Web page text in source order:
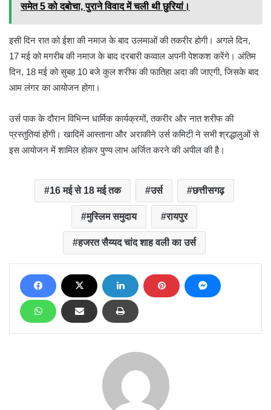
समेत 5 को दबोचा, पुराने विवाद में चली थी छुरियां।
इसी दिन रात को ईशा की नमाज के बाद उलमाओं की तकरीर होगी। अगले दिन,
17 मई को मगरीब की नमाज के बाद दरबारी कव्वाल अपनी पेशकश करेंगे। अंतिम
दिन, 18 मई को सुबह 10 बजे कुल शरीफ की फातिहा अदा की जाएगी, जिसके बाद
आम लंगर का आयोजन होगा।
उर्स पाक के दौरान विभिन्न धार्मिक कार्यक्रमों, तकरीर और नात शरीफ की
प्रस्तुतियां होंगी। खादिमें आस्ताना और अराकीने उर्स कमिटी ने सभी श्रद्धालुओं से
इस आयोजन में शामिल होकर पुण्य लाभ अर्जित करने की अपील की है।
16 मई से 18 मई तक उर्स छत्तीसगढ़
मुस्लिम समुदाय रायपुर
हजरत सैय्यद चांद शाह वली का उर्स